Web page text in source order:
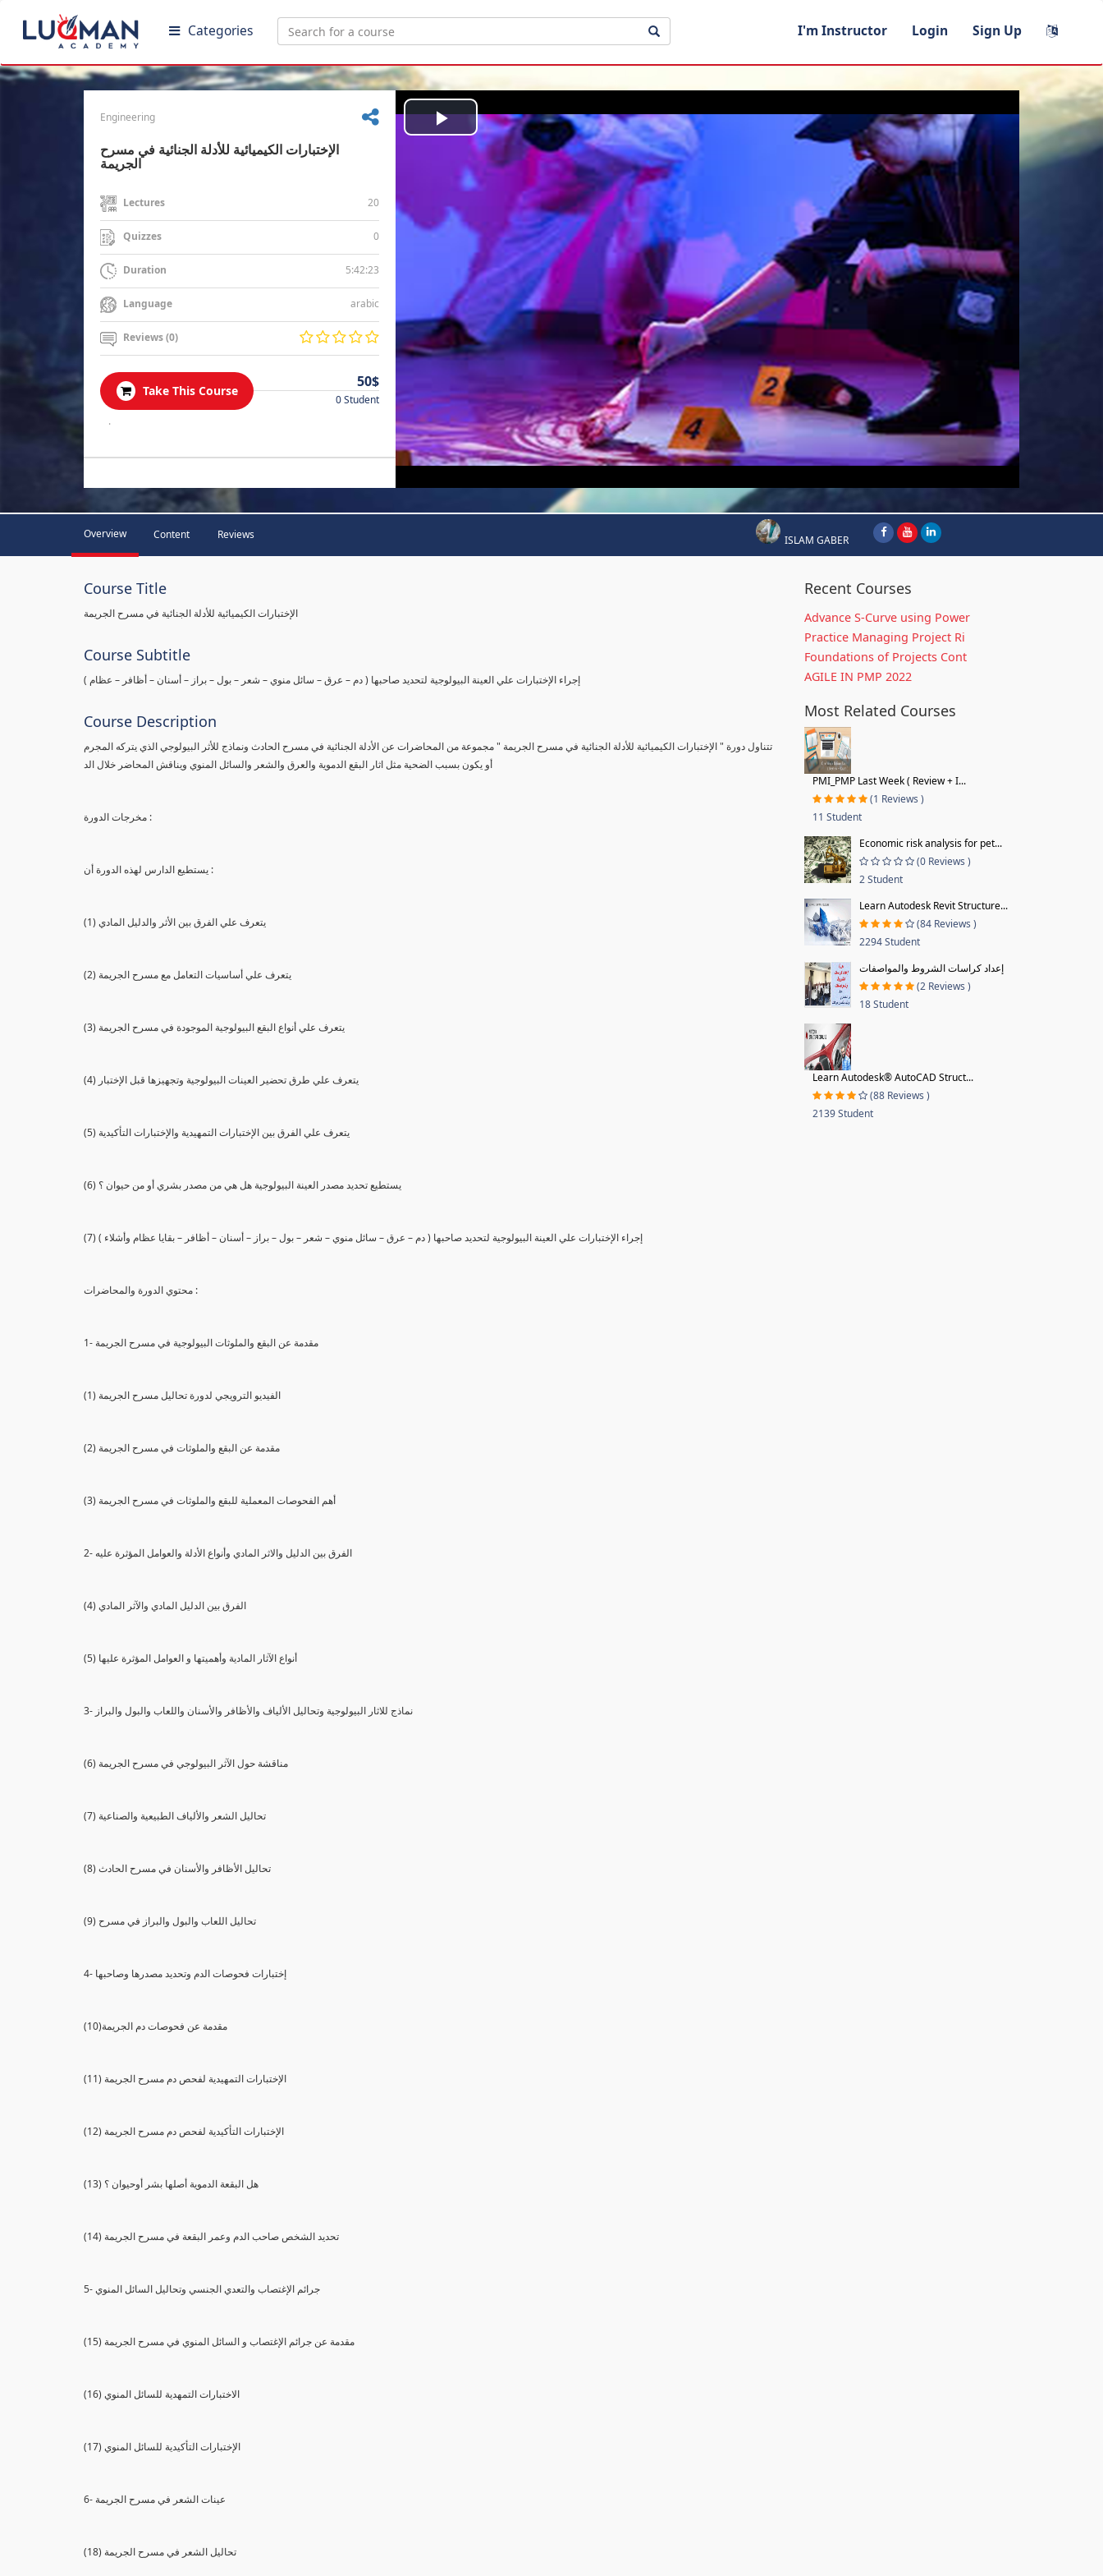
Categories I'm Instructor Login Sign Up
Engineering
الإختبارات الكيميائية للأدلة الجنائية في مسرح
الجريمة
Lectures 20
Quizzes 0
Duration 5:42:23
Language arabic
Reviews (0)
Take This Course
50$
0 Student
.
Play
Video
Overview Content Reviews ISLAM GABER
Course Title
الإختبارات الكيميائية للأدلة الجنائية في مسرح الجريمة
Course Subtitle
( إجراء الإختبارات علي العينة البيولوجية لتحديد صاحبها ( دم – عرق – سائل منوي – شعر – بول – براز – أسنان – أظافر – عظام
Course Description
تتناول دورة " الإختبارات الكيميائية للأدلة الجنائية في مسرح الجريمة " مجموعة من المحاضرات عن الأدلة الجنائية في مسرح الحادث ونماذج للأثر البيولوجي الذي يتركه المجرم
أو يكون بسبب الضحية مثل اثار البقع الدموية والعرق والشعر والسائل المنوي ويناقش المحاضر خلال الد
مخرجات الدورة :
يستطيع الدارس لهذه الدورة أن :
(1) يتعرف علي الفرق بين الأثر والدليل المادي
(2) يتعرف علي أساسيات التعامل مع مسرح الجريمة
(3) يتعرف علي أنواع البقع البيولوجية الموجودة في مسرح الجريمة
(4) يتعرف علي طرق تحضير العينات البيولوجية وتجهيزها قبل الإختبار
(5) يتعرف علي الفرق بين الإختبارات التمهيدية والإختبارات التأكيدية
(6) يستطيع تحديد مصدر العينة البيولوجية هل هي من مصدر بشري أو من حيوان ؟
(7) إجراء الإختبارات علي العينة البيولوجية لتحديد صاحبها ( دم – عرق – سائل منوي – شعر – بول – براز – أسنان – أظافر – بقايا عظام وأشلاء )
محتوي الدورة والمحاضرات :
1- مقدمة عن البقع والملوثات البيولوجية في مسرح الجريمة
(1) الفيديو الترويجي لدورة تحاليل مسرح الجريمة
(2) مقدمة عن البقع والملوثات في مسرح الجريمة
(3) أهم الفحوصات المعملية للبقع والملوثات في مسرح الجريمة
2- الفرق بين الدليل والاثر المادي وأنواع الأدلة والعوامل المؤثرة عليه
(4) الفرق بين الدليل المادي والآثر المادي
(5) أنواع الآثار المادية وأهميتها و العوامل المؤثرة عليها
3- نماذج للاثار البيولوجية وتحاليل الألياف والأظافر والأسنان واللعاب والبول والبراز
(6) مناقشة حول الآثر البيولوجي في مسرح الجريمة
(7) تحاليل الشعر والألياف الطبيعية والصناعية
(8) تحاليل الأظافر والأسنان في مسرح الحادث
(9) تحاليل اللعاب والبول والبراز في مسرح
4- إختبارات فحوصات الدم وتحديد مصدرها وصاحبها
(10)مقدمة عن فحوصات دم الجريمة
(11) الإختبارات التمهيدية لفحص دم مسرح الجريمة
(12) الإختبارات التأكيدية لفحص دم مسرح الجريمة
(13) هل البقعة الدموية أصلها بشر أوحيوان ؟
(14) تحديد الشخص صاحب الدم وعمر البقعة في مسرح الجريمة
5- جرائم الإغتصاب والتعدي الجنسي وتحاليل السائل المنوي
(15) مقدمة عن جرائم الإغتصاب و السائل المنوي في مسرح الجريمة
(16) الاختبارات التمهدية للسائل المنوي
(17) الإختبارات التأكيدية للسائل المنوي
6- عينات الشعر في مسرح الجريمة
(18) تحاليل الشعر في مسرح الجريمة
Recent Courses
Advance S-Curve using Power
Practice Managing Project Ri
Foundations of Projects Cont
AGILE IN PMP 2022
Most Related Courses
PMI_PMP Last Week ( Review + I...
(1 Reviews )
11 Student
Economic risk analysis for pet...
(0 Reviews )
2 Student
Learn Autodesk Revit Structure...
(84 Reviews )
2294 Student
إعداد كراسات الشروط والمواصفات
(2 Reviews )
18 Student
Learn Autodesk® AutoCAD Struct...
(88 Reviews )
2139 Student